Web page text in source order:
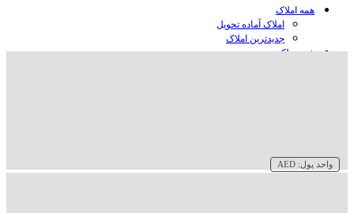
همه املاک
املاک آماده تحویل
جدیدترین املاک
خرید ملک در دبی
واحد پول: AED